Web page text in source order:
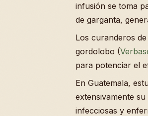
infusión se toma
de garganta,
Los curanderos
gordolobo (
para potenciar el
En Guatemala,
extensivamente
infecciosas y